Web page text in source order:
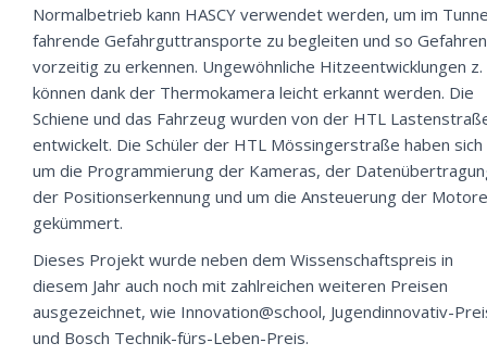
Normalbetrieb kann HASCY verwendet werden, um im
fahrende Gefahrguttransporte zu begleiten und so Gefahren
vorzeitig zu erkennen. Ungewöhnliche Hitzeentwicklungen z.
können dank der Thermokamera leicht erkannt werden. Die
Schiene und das Fahrzeug wurden von der HTL
entwickelt. Die Schüler der HTL Mössingerstraße haben sich
um die Programmierung der Kameras, der
der Positionserkennung und um die Ansteuerung der
gekümmert.
Dieses Projekt wurde neben dem Wissenschaftspreis in
diesem Jahr auch noch mit zahlreichen weiteren Preisen
ausgezeichnet, wie Innovation@school, Jugendinnovativ-
und Bosch Technik-fürs-Leben-Preis.